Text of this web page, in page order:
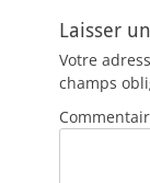
Laisser
Votre
champs